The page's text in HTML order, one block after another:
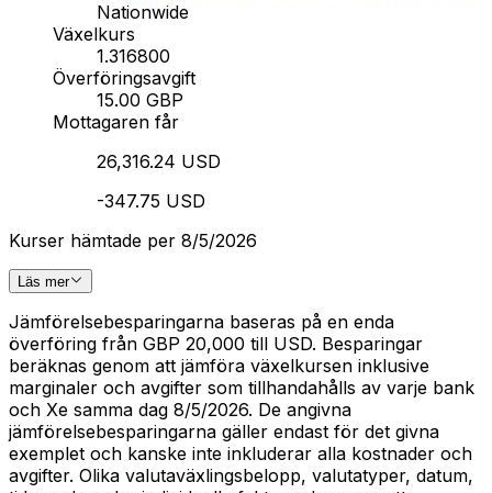
Nationwide
Växelkurs
1.316800
Överföringsavgift
15.00 GBP
Mottagaren får
26,316.24 USD
-347.75 USD
Kurser hämtade per 8/5/2026
Läs mer
Jämförelsebesparingarna baseras på en enda
överföring från GBP 20,000 till USD. Besparingar
beräknas genom att jämföra växelkursen inklusive
marginaler och avgifter som tillhandahålls av varje bank
och Xe samma dag 8/5/2026. De angivna
jämförelsebesparingarna gäller endast för det givna
exemplet och kanske inte inkluderar alla kostnader och
avgifter. Olika valutaväxlingsbelopp, valutatyper, datum,